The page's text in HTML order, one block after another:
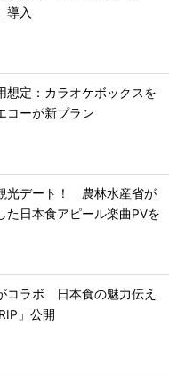
導入
想定：カラオケボックスを
ーが新プラン
光デート！ 農林水産省が
た日本食アピール楽曲PVを
コラボ 日本食の魅力伝え
」公開